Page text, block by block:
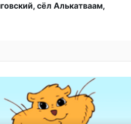
сёл Алькатваам,